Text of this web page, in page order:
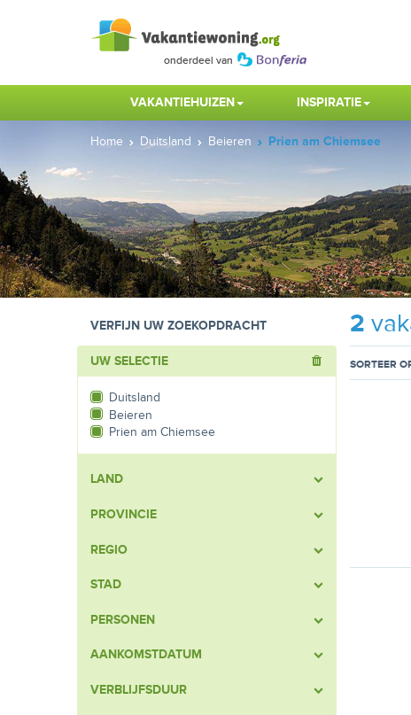
VAKANTIEHUIZEN INSPIRATIE
Home Duitsland Beieren Prien am Chiemsee
VERFIJN UW ZOEKOPDRACHT 2
UW SELECTIE
Duitsland
Beieren
Prien am Chiemsee
LAND
PROVINCIE
REGIO
STAD
PERSONEN
AANKOMSTDATUM
VERBLIJFSDUUR
SORTEER